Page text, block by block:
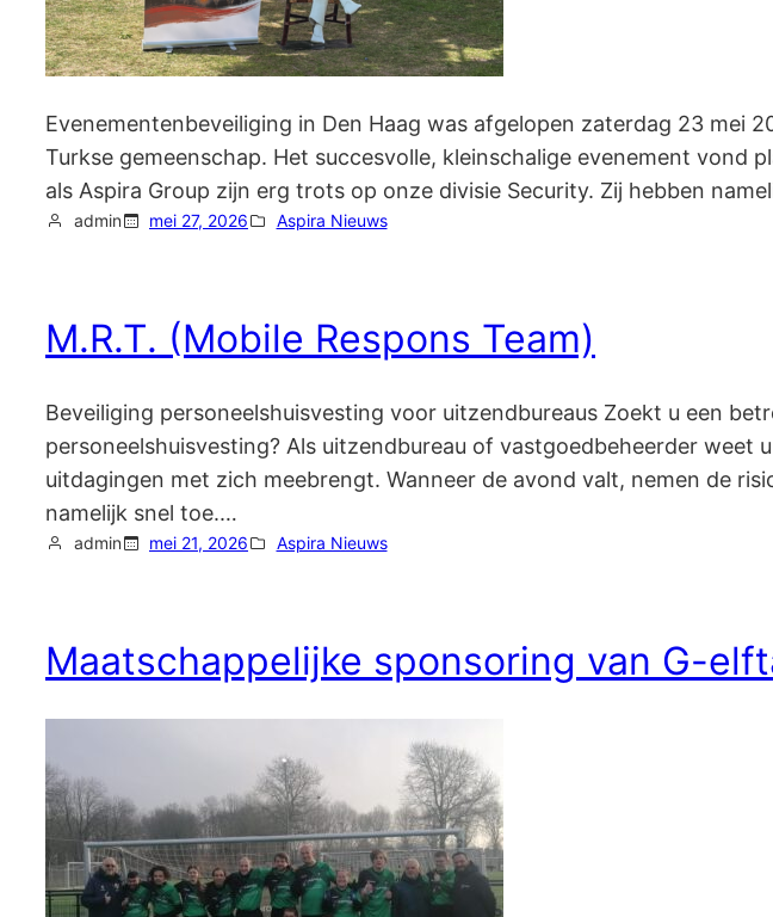
Evenementenbeveiliging in Den Haag was afgelopen zaterdag 23 mei
Turkse gemeenschap. Het succesvolle, kleinschalige evenement vond
als Aspira Group zijn erg trots op onze divisie Security. Zij hebben
admin mei 27, 2026 Aspira Nieuws
M.R.T. (Mobile Respons Team)
Beveiliging personeelshuisvesting voor uitzendbureaus Zoekt u een
personeelshuisvesting? Als uitzendbureau of vastgoedbeheerder
uitdagingen met zich meebrengt. Wanneer de avond valt, nemen de
namelijk snel toe.…
admin mei 21, 2026 Aspira Nieuws
Maatschappelijke sponsoring van G-